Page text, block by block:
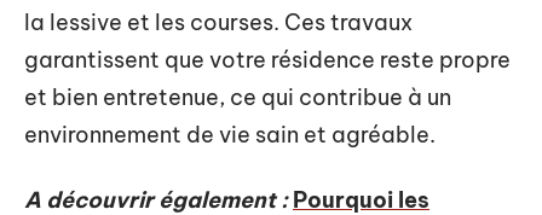
la lessive et les courses. Ces travaux
garantissent que votre résidence reste propre
et bien entretenue, ce qui contribue à un
environnement de vie sain et agréable.
A découvrir également : Pourquoi les